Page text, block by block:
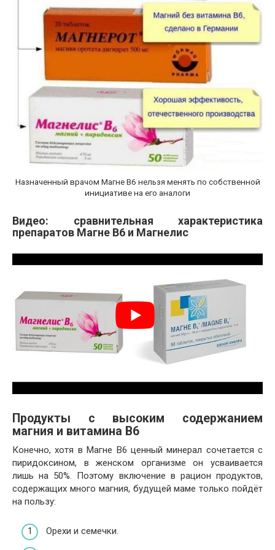
Назначенный врачом Магне В6 нельзя менять по собственной
инициативе на его аналоги
Видео: сравнительная характеристика
препаратов Магне В6 и Магнелис
Продукты с высоким содержанием
магния и витамина В6
Конечно, хотя в Магне В6 ценный минерал сочетается с
пиридоксином, в женском организме он усваивается
лишь на 50%. Поэтому включение в рацион продуктов,
содержащих много магния, будущей маме только пойдёт
на пользу:
Орехи и семечки.